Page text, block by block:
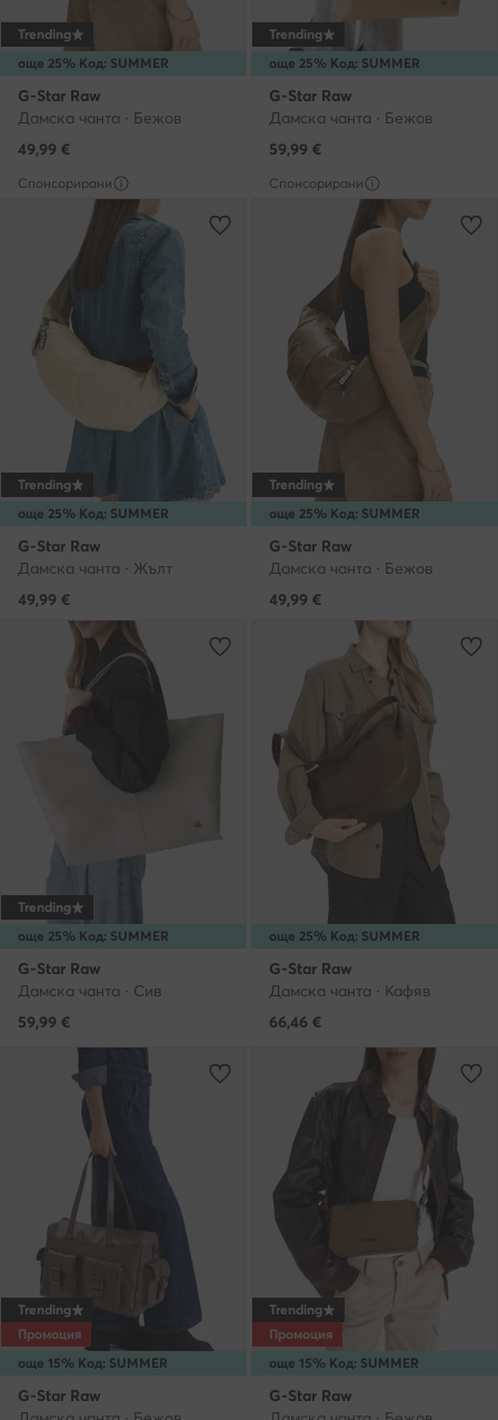
още 25% Код: SUMMER
Trending
G-Star Raw
Дамска чанта · Бежов
49,99 €
още 25% Код: SUMMER
Trending
G-Star Raw
Дамска чанта · Бежов
59,99 €
Спонсорирани
още 25% Код: SUMMER
Trending
G-Star Raw
Дамска чанта · Жълт
49,99 €
Спонсорирани
още 25% Код: SUMMER
Trending
G-Star Raw
Дамска чанта · Бежов
49,99 €
още 25% Код: SUMMER
Trending
G-Star Raw
Дамска чанта · Сив
59,99 €
още 25% Код: SUMMER
G-Star Raw
Дамска чанта · Кафяв
66,46 €
още 15% Код: SUMMER
Trending
Промоция
G-Star Raw
още 15% Код: SUMMER
Trending
Промоция
G-Star Raw